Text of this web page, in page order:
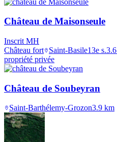
Château de Maisonseule
Inscrit MH
Château fort
Saint-Basile13e s.3.6
propriété privée
Château de Soubeyran
Saint-Barthélemy-Grozon3.9 km